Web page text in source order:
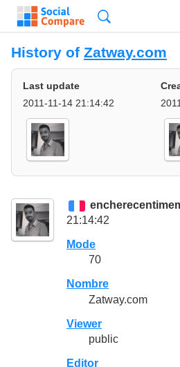
History of Zatway.com
Last update
2011-11-14 21:14:42
21:14:42
Mode
70
Nombre
Zatway.com
Viewer
public
Editor